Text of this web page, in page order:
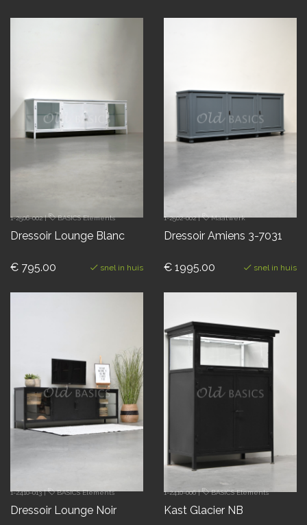
1-2506-002| BASICS Elements
Dressoir Lounge Blanc
€ 795.00 snel in huis
1-2502-002| Maatwerk
Dressoir Amiens 3-7031
€ 1995.00 snel in huis
1-2410-013| BASICS Elements
Dressoir Lounge Noir
1-2410-006| BASICS Elements
Kast Glacier NB